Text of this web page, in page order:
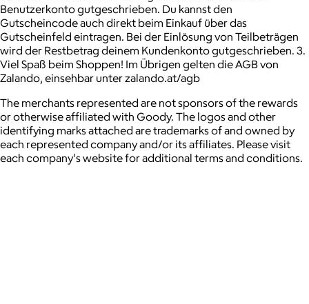
Benutzerkonto gutgeschrieben. Du kannst den
Gutscheincode auch direkt beim Einkauf über das
Gutscheinfeld eintragen. Bei der Einlösung von Teilbeträgen
wird der Restbetrag deinem Kundenkonto gutgeschrieben. 3.
Viel Spaß beim Shoppen! Im Übrigen gelten die AGB von
Zalando, einsehbar unter zalando.at/agb
The merchants represented are not sponsors of the rewards
or otherwise affiliated with Goody. The logos and other
identifying marks attached are trademarks of and owned by
each represented company and/or its affiliates. Please visit
each company's website for additional terms and conditions.